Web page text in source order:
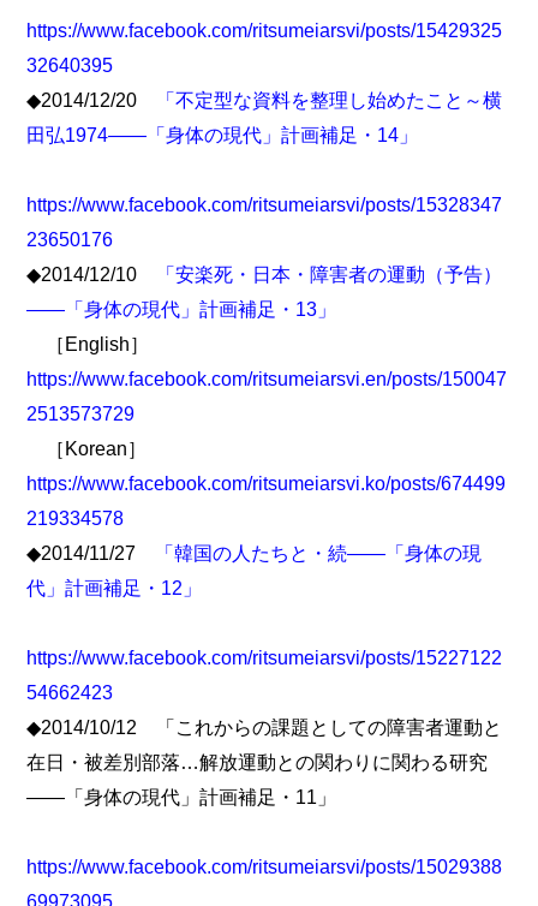
https://www.facebook.com/ritsumeiarsvi/posts/15429325
32640395
◆2014/12/20
「不定型な資料を整理し始めたこと～横
田弘1974――「身体の現代」計画補足・14」
https://www.facebook.com/ritsumeiarsvi/posts/15328347
23650176
◆2014/12/10
「安楽死・日本・障害者の運動（予告）
――「身体の現代」計画補足・13」
［English］
https://www.facebook.com/ritsumeiarsvi.en/posts/150047
2513573729
［Korean］
https://www.facebook.com/ritsumeiarsvi.ko/posts/674499
219334578
◆2014/11/27
「韓国の人たちと・続――「身体の現
代」計画補足・12」
https://www.facebook.com/ritsumeiarsvi/posts/15227122
54662423
◆2014/10/12 「これからの課題としての障害者運動と
在日・被差別部落…解放運動との関わりに関わる研究
――「身体の現代」計画補足・11」
https://www.facebook.com/ritsumeiarsvi/posts/15029388
69973095